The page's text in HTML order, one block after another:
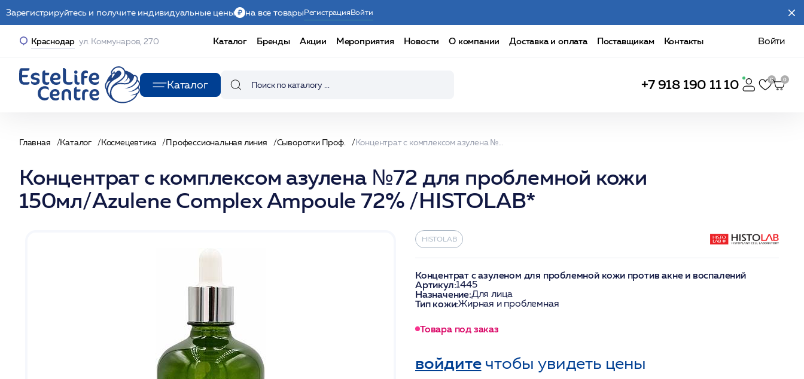
Зарегистрируйтесь и получите индивидуальные цены на все товарыРегистрацияВойти
Краснодар ул. Коммунаров, 270 Каталог Бренды Акции Мероприятия Новости О компании Доставка и оплата Поставщикам Контакты Войти
Каталог +7 918 190 11 10
Главная Каталог Космецевтика Профессиональная линия Сыворотки Проф. Концентрат с комплексом азулена №72 для проблемной кожи 150мл/Azulene Complex Ampoule 72% /HISTOLAB*
Концентрат с комплексом азулена №72 для проблемной кожи
150мл/Azulene Complex Ampoule 72% /HISTOLAB*
HISTOLAB
Концентрат с азуленом для проблемной кожи против акне и воспалений
Артикул:1445
Назначение:Для лица
Тип кожи:Жирная и проблемная
Товара под заказ
войдитечтобы увидеть цены